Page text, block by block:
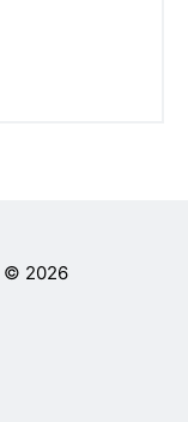
© 2026